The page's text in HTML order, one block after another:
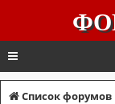
Список форумов